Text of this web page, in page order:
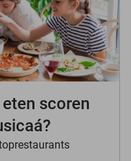
scoren